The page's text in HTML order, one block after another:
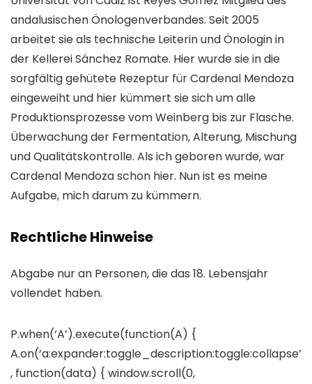
andalusischen Önologenverbandes. Seit 2005
arbeitet sie als technische Leiterin und Önologin in
der Kellerei Sánchez Romate. Hier wurde sie in die
sorgfältig gehütete Rezeptur für Cardenal Mendoza
eingeweiht und hier kümmert sie sich um alle
Produktionsprozesse vom Weinberg bis zur Flasche.
Überwachung der Fermentation, Alterung, Mischung
und Qualitätskontrolle. Als ich geboren wurde, war
Cardenal Mendoza schon hier. Nun ist es meine
Aufgabe, mich darum zu kümmern.
Rechtliche Hinweise
Abgabe nur an Personen, die das 18. Lebensjahr
vollendet haben.
P.when(‘A’).execute(function(A) {
A.on(‘a:expander:toggle_description:toggle:collapse’
, function(data) { window.scroll(0,